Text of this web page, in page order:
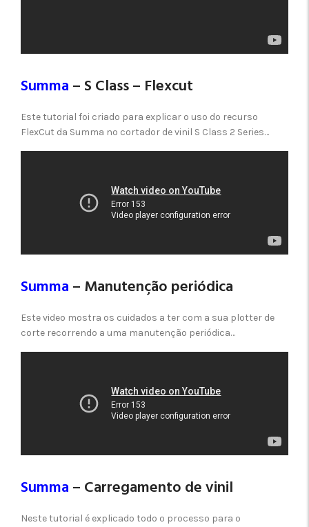
Summa – S Class – Flexcut
Este tutorial foi criado para explicar o uso do recurso
FlexCut da Summa no cortador de vinil S Class 2 Series…
Summa – Manutenção periódica
Este video mostra os cuidados a ter com a sua plotter de
corte recorrendo a uma manutenção periódica…
Summa – Carregamento de vinil
Neste tutorial é explicado todo o processo para o